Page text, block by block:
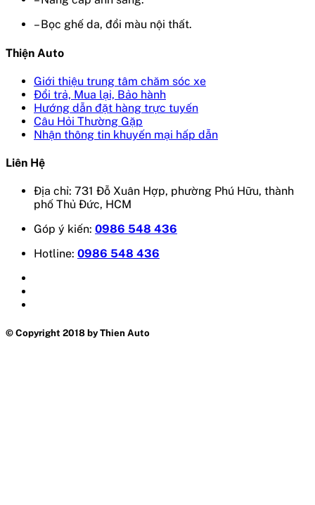
– Bọc ghế da, đổi màu nội thất.
Thiện Auto
Giới thiệu trung tâm chăm sóc xe
Đổi trả, Mua lại, Bảo hành
Hướng dẫn đặt hàng trực tuyến
Câu Hỏi Thường Gặp
Nhận thông tin khuyến mại hấp dẫn
Liên Hệ
Địa chỉ: 731 Đỗ Xuân Hợp, phường Phú Hữu, thành
phố Thủ Đức, HCM
Góp ý kiến: 0986 548 436
Hotline: 0986 548 436
© Copyright 2018 by Thien Auto